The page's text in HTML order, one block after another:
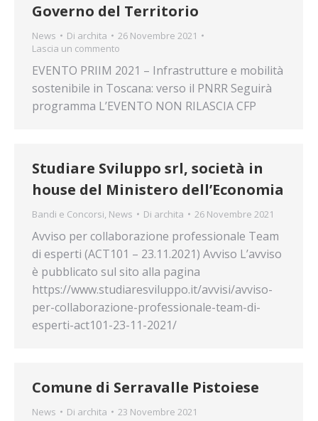
Governo del Territorio
News Di archita
26 Novembre 2021
Lascia un commento
EVENTO PRIIM 2021 – Infrastrutture e mobilità
sostenibile in Toscana: verso il PNRR Seguirà
programma L’EVENTO NON RILASCIA CFP
Studiare Sviluppo srl, società in
house del Ministero dell’Economia
Bandi e Concorsi, News Di archita 26 Novembre 2021
Avviso per collaborazione professionale Team
di esperti (ACT101 – 23.11.2021) Avviso L’avviso
è pubblicato sul sito alla pagina
https://www.studiaresviluppo.it/avvisi/avviso-
per-collaborazione-professionale-team-di-
esperti-act101-23-11-2021/
Comune di Serravalle Pistoiese
News Di archita 23 Novembre 2021